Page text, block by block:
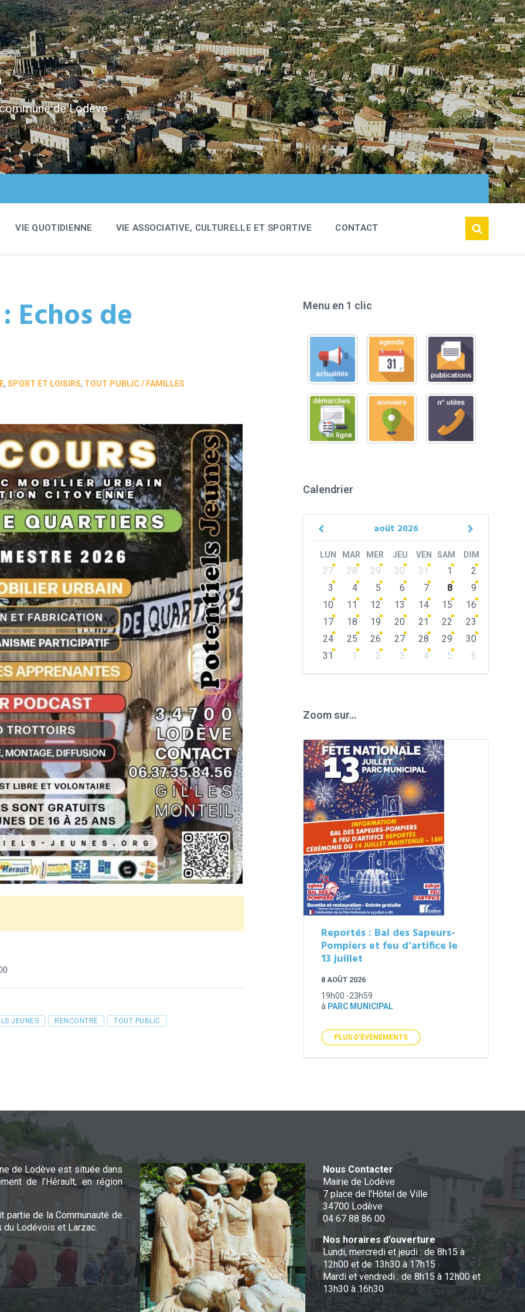
de Lodève
VIE QUOTIDIENNE VIE ASSOCIATIVE, CULTURELLE ET SPORTIVE CONTACT
Echos de
, SPORT ET LOISIRS, TOUT PUBLIC / FAMILLES
JEUNES RENCONTRE TOUT PUBLIC
Menu en 1 clic
Calendrier
août 2026
Previous
Next
LUN MAR MER JEU VEN SAM DIM
Skip
calendar
days
27 28 29 30 31 1
2
3
4 5 6 7 8
9
10
11 12 13 14 15
16
17
18 19 20 21 22
23
24
25 26 27 28 29
30
31
1 2 3 4 5
6
Zoom sur…
Reportés : Bal des Sapeurs-
Pompiers et feu d’artifice le
13 juillet
8 AOÛT 2026
19h00 -23h59
à PARC MUNICIPAL
PLUS D'ÉVÉNEMENTS
de Lodève est située dans
de l'Hérault, en région
partie de la Communauté de
du Lodévois et Larzac.
Nous Contacter
Mairie de Lodève
7 place de l'Hôtel de Ville
34700 Lodève
04 67 88 86 00
Nos horaires d’ouverture
Lundi, mercredi et jeudi : de 8h15 à
12h00 et de 13h30 à 17h15
Mardi et vendredi : de 8h15 à 12h00 et
13h30 à 16h30